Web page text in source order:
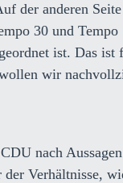
der anderen
30 und
ist. Das ist
wir
nach
der Verhältnisse,